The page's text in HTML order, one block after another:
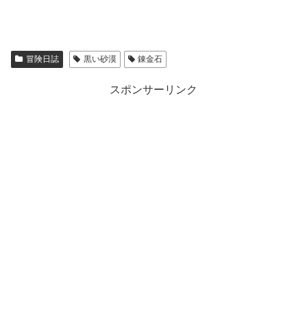
冒険日誌 黒い砂漠 錬金石
スポンサーリンク